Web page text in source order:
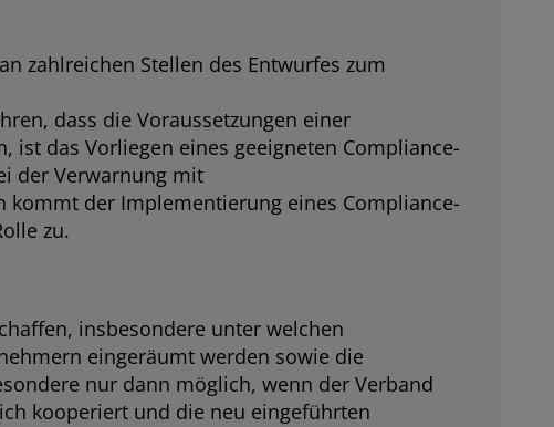
zahlreichen Stellen des Entwurfes zum
dass die Voraussetzungen einer
ist das Vorliegen eines geeigneten Compliance-
der Verwarnung mit
kommt der Implementierung eines Compliance-
zu.
insbesondere unter welchen
eingeräumt werden sowie die
nur dann möglich, wenn der Verband
kooperiert und die neu eingeführten